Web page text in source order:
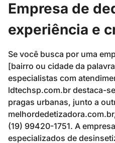
Empresa de
experiência e
Se você busca por uma
[bairro ou cidade da
especialistas com
ldtechsp.com.br destaca-
pragas urbanas, junto a
(19) 99420-1751. A
especializados de